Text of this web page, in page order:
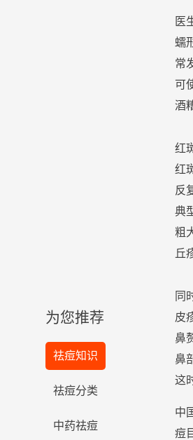
为您推荐
祛痘知识
祛痘分类
中药祛痘
医
蠕
常
可
酒
红
红
反
典
粗
丘
同
皮
鼻
鼻
这
中
痘